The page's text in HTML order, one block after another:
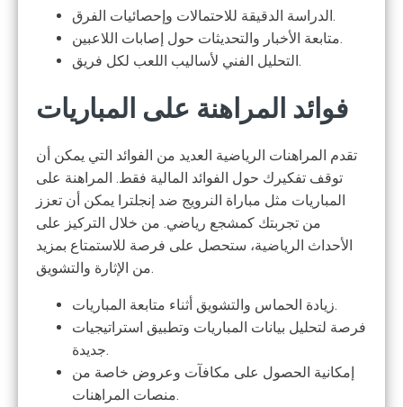
الدراسة الدقيقة للاحتمالات وإحصائيات الفرق.
متابعة الأخبار والتحديثات حول إصابات اللاعبين.
التحليل الفني لأساليب اللعب لكل فريق.
فوائد المراهنة على المباريات
تقدم المراهنات الرياضية العديد من الفوائد التي يمكن أن
توقف تفكيرك حول الفوائد المالية فقط. المراهنة على
المباريات مثل مباراة النرويج ضد إنجلترا يمكن أن تعزز
من تجربتك كمشجع رياضي. من خلال التركيز على
الأحداث الرياضية، ستحصل على فرصة للاستمتاع بمزيد
من الإثارة والتشويق.
زيادة الحماس والتشويق أثناء متابعة المباريات.
فرصة لتحليل بيانات المباريات وتطبيق استراتيجيات
جديدة.
إمكانية الحصول على مكافآت وعروض خاصة من
منصات المراهنات.